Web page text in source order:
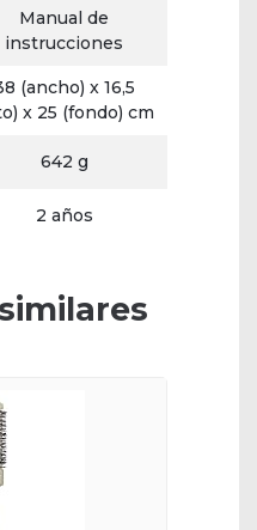
Manual de
instrucciones
(ancho) x 16,5
x 25 (fondo) cm
642 g
2 años